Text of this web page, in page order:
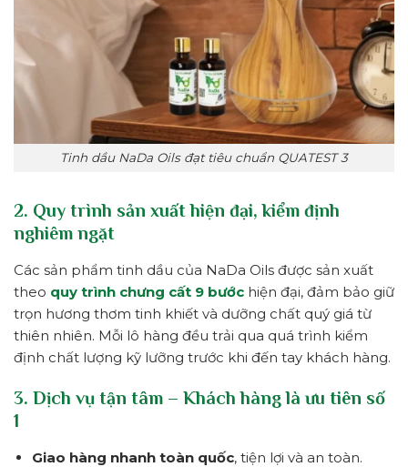
Tinh dầu NaDa Oils đạt tiêu chuẩn QUATEST 3
2. Quy trình sản xuất hiện đại, kiểm định
nghiêm ngặt
Các sản phẩm tinh dầu của NaDa Oils được sản xuất
theo quy trình chưng cất 9 bước hiện đại, đảm bảo giữ
trọn hương thơm tinh khiết và dưỡng chất quý giá từ
thiên nhiên. Mỗi lô hàng đều trải qua quá trình kiểm
định chất lượng kỹ lưỡng trước khi đến tay khách hàng.
3. Dịch vụ tận tâm – Khách hàng là ưu tiên số
1
Giao hàng nhanh toàn quốc, tiện lợi và an toàn.